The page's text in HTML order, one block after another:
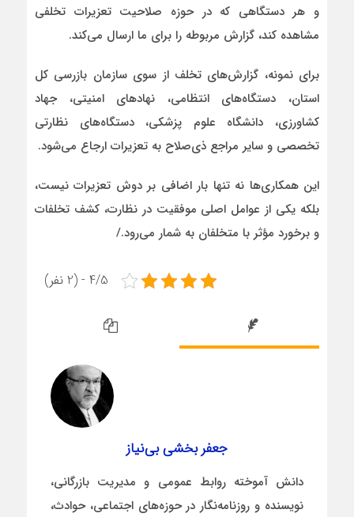
و هر دستگاهی که در حوزه صلاحیت تعزیرات تخلفی
مشاهده کند، گزارش مربوطه را برای ما ارسال می‌کند.
برای نمونه، گزارش‌های تخلف از سوی سازمان بازرسی کل
استان، دستگاه‌های انتظامی، نهادهای امنیتی، جهاد
کشاورزی، دانشگاه علوم پزشکی، دستگاه‌های نظارتی
تخصصی و سایر مراجع ذی‌صلاح به تعزیرات ارجاع می‌شود.
این همکاری‌ها نه‌ تنها بار اضافی بر دوش تعزیرات نیست،
بلکه یکی از عوامل اصلی موفقیت در نظارت، کشف تخلفات
و برخورد مؤثر با متخلفان به شمار می‌رود./
4/5 - (2 نفر)
جعفر بخشی بی‌نیاز
دانش آموخته روابط عمومی و مدیریت بازرگانی،
نویسنده و روزنامه‌نگار در حوزه‌های اجتماعی، حوادث،